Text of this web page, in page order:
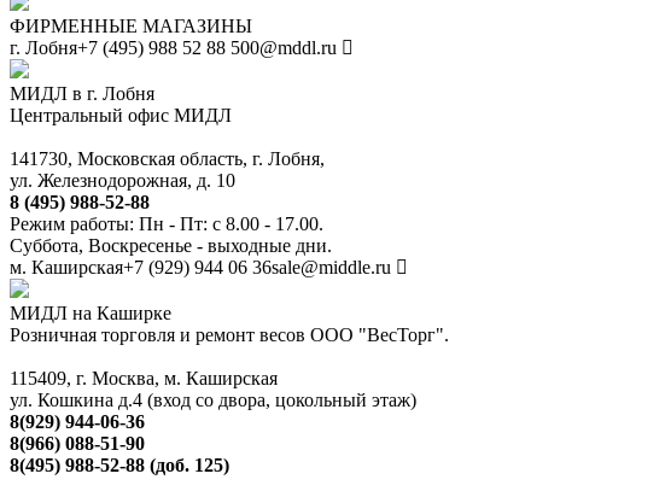
ФИРМЕННЫЕ МАГАЗИНЫ
г. Лобня+7 (495) 988 52 88 500@mddl.ru
МИДЛ в г. Лобня
Центральный офис МИДЛ
141730, Московская область, г. Лобня,
ул. Железнодорожная, д. 10
8 (495) 988-52-88
Режим работы: Пн - Пт: с 8.00 - 17.00.
Суббота, Воскресенье - выходные дни.
м. Каширская+7 (929) 944 06 36sale@middle.ru
МИДЛ на Каширке
Розничная торговля и ремонт весов ООО "ВесТорг".
115409, г. Москва, м. Каширская
ул. Кошкина д.4 (вход со двора, цокольный этаж)
8(929) 944-06-36
8(966) 088-51-90
8(495) 988-52-88 (доб. 125)